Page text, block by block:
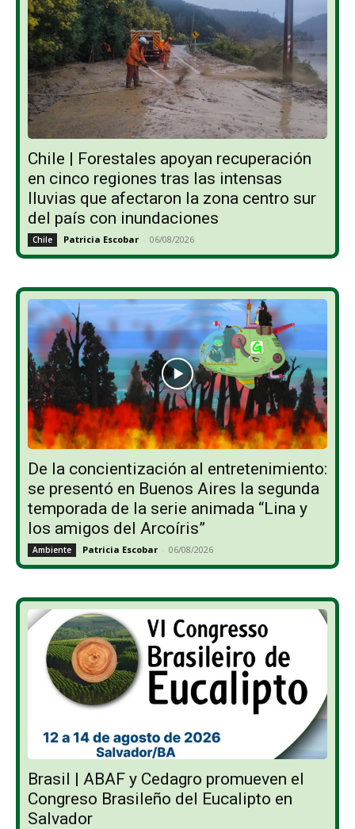
Chile | Forestales apoyan recuperación
en cinco regiones tras las intensas
lluvias que afectaron la zona centro sur
del país con inundaciones
Chile Patricia Escobar - 06/08/2026
De la concientización al entretenimiento:
se presentó en Buenos Aires la segunda
temporada de la serie animada “Lina y
los amigos del Arcoíris”
Ambiente Patricia Escobar - 06/08/2026
Brasil | ABAF y Cedagro promueven el
Congreso Brasileño del Eucalipto en
Salvador